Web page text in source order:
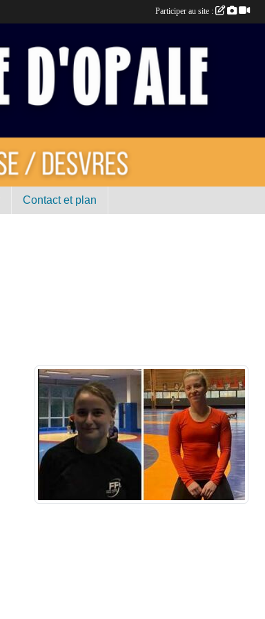
Contact et plan
Participer au site :